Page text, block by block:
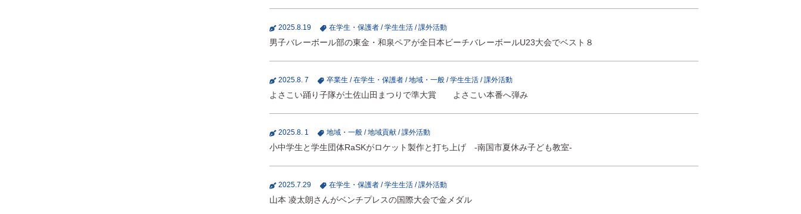
2025.8.19 在学生・保護者 /学生生活 /課外活動
男子バレーボール部の東金・和泉ペアが全日本ビーチバレーボールU23大会でベスト８
2025.8. 7 卒業生 /在学生・保護者 /地域・一般 /学生生活 /課外活動
よさこい踊り子隊が土佐山田まつりで準大賞 よさこい本番へ弾み
2025.8. 1 地域・一般 /地域貢献 /課外活動
小中学生と学生団体RaSKがロケット製作と打ち上げ -南国市夏休み子ども教室-
2025.7.29 在学生・保護者 /学生生活 /課外活動
山本 凌太朗さんがベンチプレスの国際大会で金メダル